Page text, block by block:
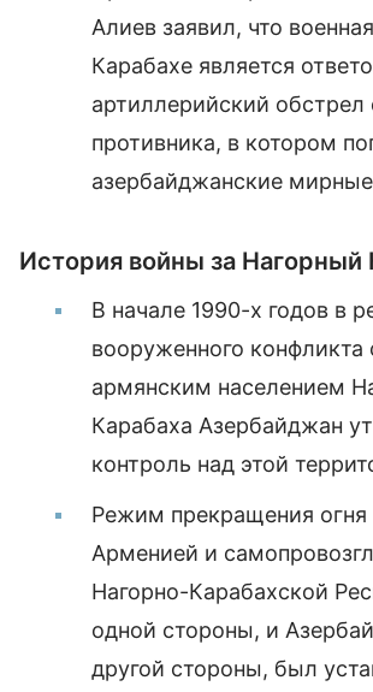
Алиев заявил, что
Карабахе является
артиллерийский обстрел
противника, в котором
азербайджанские
История войны за Нагорный
В начале 1990-х годов в
вооруженного
армянским населением
Карабаха Азербайджан
контроль над этой
Режим прекращения
Арменией и
Нагорно-Карабахской
одной стороны, и
другой стороны, был